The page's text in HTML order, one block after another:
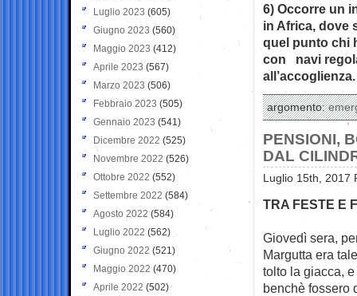
6) Occorre un
in Africa, dove
quel punto chi
con navi
all’accoglienza.
argomento:
PENSIONI,
DAL
Luglio 15th, 2017
TRA FESTE E
Giovedì sera,
Margutta era
tolto la giacca,
benchè fossero
Luglio 2023 (605)
Giugno 2023 (560)
Maggio 2023 (412)
Aprile 2023 (567)
Marzo 2023 (506)
Febbraio 2023 (505)
Gennaio 2023 (541)
Dicembre 2022 (525)
Novembre 2022 (526)
Ottobre 2022 (552)
Settembre 2022 (584)
Agosto 2022 (584)
Luglio 2022 (562)
Giugno 2022 (521)
Maggio 2022 (470)
Aprile 2022 (502)